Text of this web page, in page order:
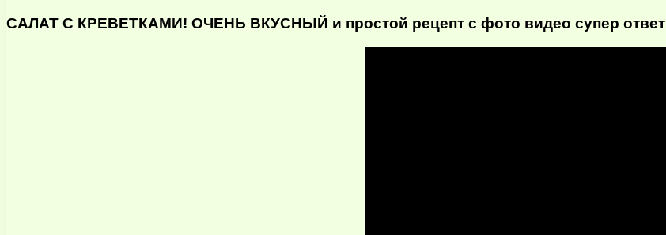
САЛАТ С КРЕВЕТКАМИ! ОЧЕНЬ ВКУСНЫЙ и простой рецепт с фото видео супер ответ